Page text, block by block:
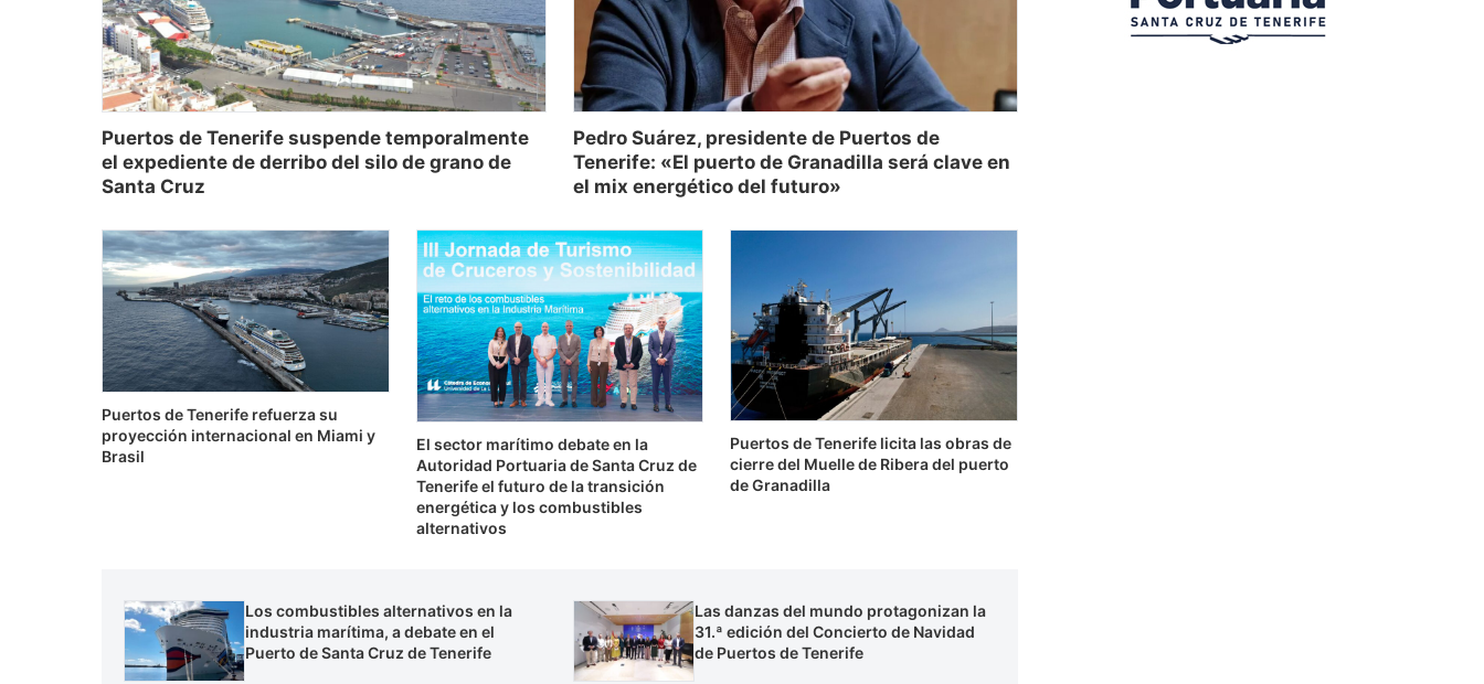
Puertos de Tenerife suspende temporalmente
el expediente de derribo del silo de grano de
Santa Cruz
Pedro Suárez, presidente de Puertos de
Tenerife: «El puerto de Granadilla será clave en
el mix energético del futuro»
Puertos de Tenerife refuerza su
proyección internacional en Miami y
Brasil
El sector marítimo debate en la
Autoridad Portuaria de Santa Cruz de
Tenerife el futuro de la transición
energética y los combustibles
alternativos
Puertos de Tenerife licita las obras de
cierre del Muelle de Ribera del puerto
de Granadilla
Los combustibles alternativos en la
industria marítima, a debate en el
Puerto de Santa Cruz de Tenerife
Las danzas del mundo protagonizan la
31.ª edición del Concierto de Navidad
de Puertos de Tenerife